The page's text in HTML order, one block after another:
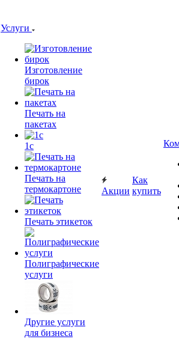
Услуги
Изготовление
бирок
Печать на
пакетах
1c
Печать на
термокартоне
Печать этикеток
Полиграфические
услуги
Другие услуги
для бизнеса
Акции
Как
купить